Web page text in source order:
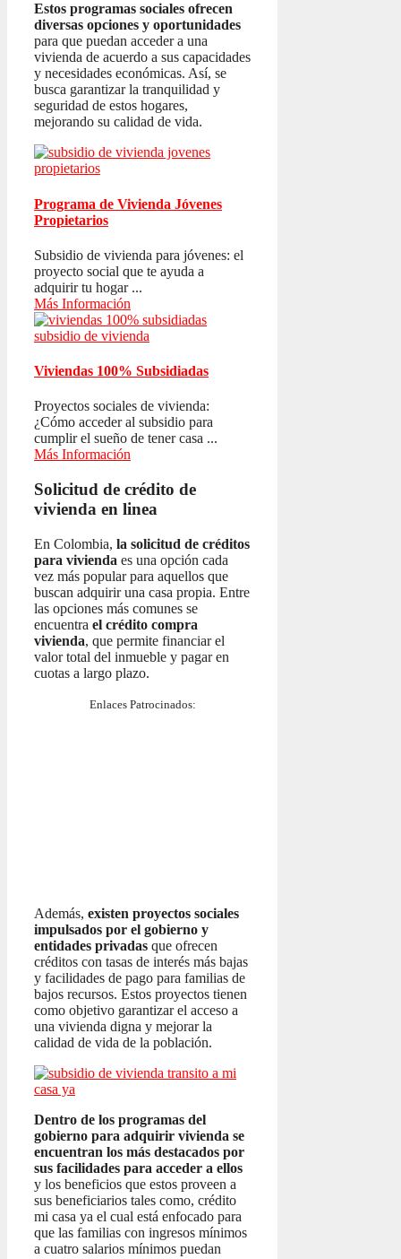
Estos programas sociales ofrecen
diversas opciones y oportunidades
para que puedan acceder a una
vivienda de acuerdo a sus capacidades
y necesidades económicas. Así, se
busca garantizar la tranquilidad y
seguridad de estos hogares,
mejorando su calidad de vida.
Programa de Vivienda Jóvenes
Propietarios
Subsidio de vivienda para jóvenes: el
proyecto social que te ayuda a
adquirir tu hogar ...
Más Información
Viviendas 100% Subsidiadas
Proyectos sociales de vivienda:
¿Cómo acceder al subsidio para
cumplir el sueño de tener casa ...
Más Información
Solicitud de crédito de
vivienda en linea
En Colombia, la solicitud de créditos
para vivienda es una opción cada
vez más popular para aquellos que
buscan adquirir una casa propia. Entre
las opciones más comunes se
encuentra el crédito compra
vivienda, que permite financiar el
valor total del inmueble y pagar en
cuotas a largo plazo.
Enlaces Patrocinados:
Además, existen proyectos sociales
impulsados por el gobierno y
entidades privadas que ofrecen
créditos con tasas de interés más bajas
y facilidades de pago para familias de
bajos recursos. Estos proyectos tienen
como objetivo garantizar el acceso a
una vivienda digna y mejorar la
calidad de vida de la población.
Dentro de los programas del
gobierno para adquirir vivienda se
encuentran los más destacados por
sus facilidades para acceder a ellos
y los beneficios que estos proveen a
sus beneficiarios tales como, crédito
mi casa ya el cual está enfocado para
que las familias con ingresos mínimos
a cuatro salarios mínimos puedan